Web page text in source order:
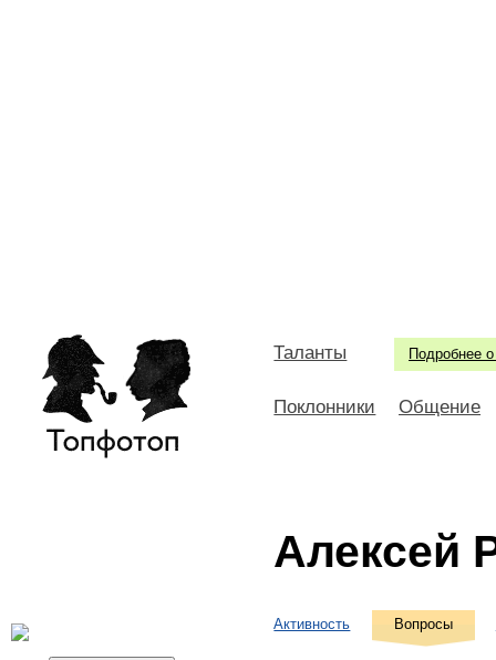
Подробнее о
Таланты
Поклонники Общение
Алексей
Активность Вопросы